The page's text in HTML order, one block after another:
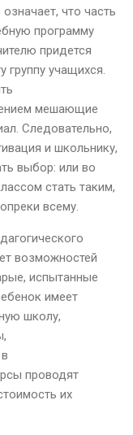
что часть
программу
придется
группу учащихся.
мешающие
Следовательно,
и школьнику,
выбор: или во
стать таким,
всему.
возможностей
испытанные
имеет
школу,
проводят
их